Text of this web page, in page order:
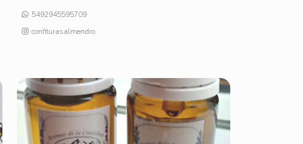
5492945595709
confiturasalmendro